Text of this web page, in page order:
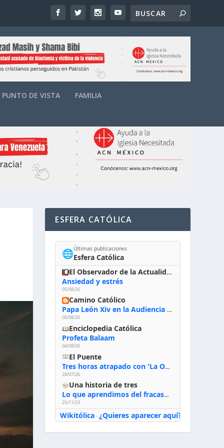
PUNTO DE VISTA FAMILIA
ESFERA CATÓLICA
🌐Últimas publicaciones
Esfera Católica
El Observador de la Actualidad
Ansiedad y estrés
05/08/26
Camino Católico
Papa León Xiv en la Audiencia General, 5-8-2026: «Dios en el primer puesto; la oración, nuestra primera obligación; la liturgia, la primera fuente de la vida divina que se nos comunica, la primera escuela de nuestra vida espiritual»
05/08/26
Enciclopedia Católica
Profeta Balaam
04/08/26
El Puente
Tres horas atrapado con 'La Odisea' de Nolan
28/07/26
Una historia de tres
Lo que aprendimos del fracaso al emprender
25/11/23
Wikitólica· ¿Quieres aparecer aquí?